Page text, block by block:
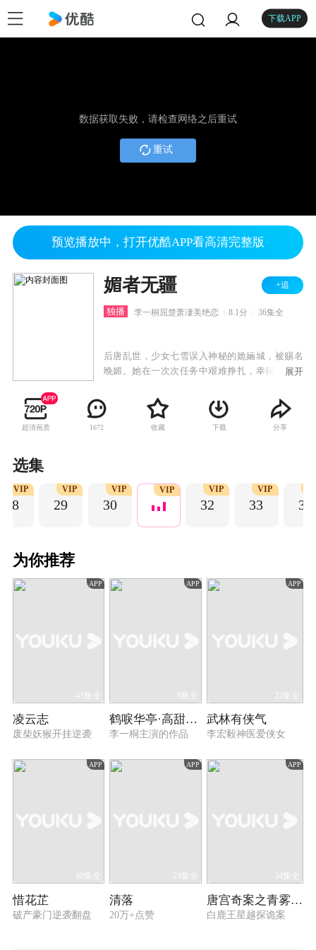
下载APP
数据获取失败，请检查网络之后重试
重试
预览播放中，打开优酷APP看高清完整版
媚者无疆 +追
独播 李一桐屈楚萧凄美绝恋 8.1分 36集全
后唐乱世，少女七雪误入神秘的姽婳城，被赐名
晚媚。她在一次次任务中艰难挣扎，幸得身世成
晚媚涅槃重生，成为新任城主，而这一切尽在公
子的算计之中……
展开
超清画质 1672 收藏 下载 分享
选集
28
VIP
29
VIP
30
VIP VIP
32
VIP
33
VIP
34
为你推荐
APP
43集全
凌云志
废柴妖猴开挂逆袭
APP
6集全
鹤唳华亭·高甜番外
李一桐主演的作品
APP
22集全
武林有侠气
李宏毅神医爱侠女
APP
40集全
惜花芷
破产豪门逆袭翻盘
APP
24集全
清落
20万+点赞
APP
34集全
唐宫奇案之青雾风鸣
白鹿王星越探诡案